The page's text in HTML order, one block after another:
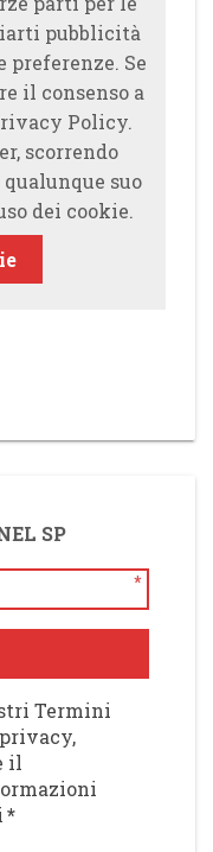
pubblicità
Se
il consenso a
Policy.
scorrendo
suo
dei cookie.
SP
*
Termini
il
*